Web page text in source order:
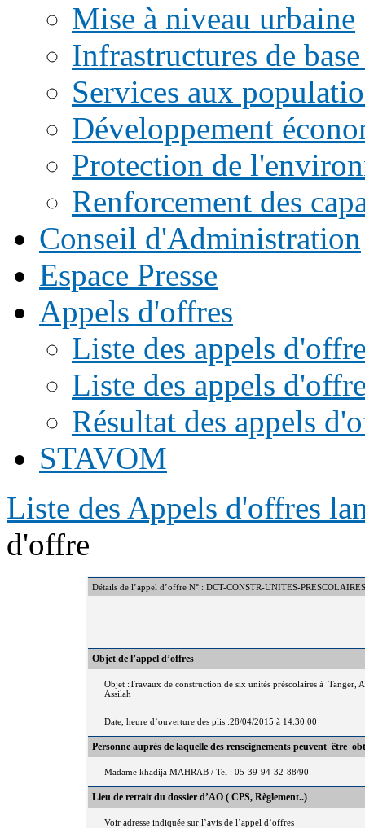
Mise à niveau urbaine
Infrastructures de
Services aux
Développement
Protection de
Renforcement des
Conseil d'Administration
Espace Presse
Appels d'offres
Liste des appels
Liste des appels
Résultat des appels
STAVOM
Liste des Appels d'offres
d'offre
Détails de l’appel d’offre N° : DCT-CONSTR-UNITES-
Objet de l’appel d’offres
Objet :Travaux de construction de six unités préscolaires à Tanger,
Assilah
Date, heure d’ouverture des plis :28/04/2015 à 14:30:00
Personne auprès de laquelle des renseignements peuvent être
Madame khadija MAHRAB / Tel : 05-39-94-32-88/90
Lieu de retrait du dossier d’AO ( CPS, Règlement..)
Voir adresse indiquée sur l’avis de l’appel d’offres